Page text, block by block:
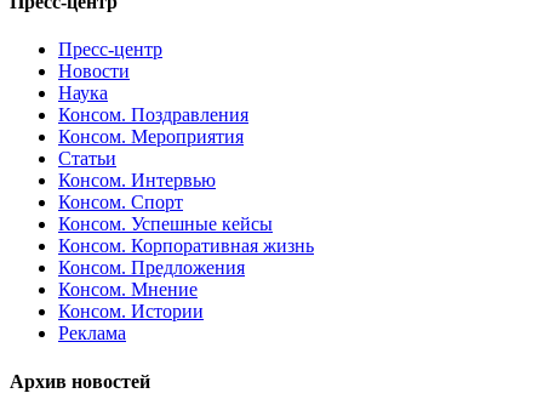
Пресс-центр
Новости
Наука
Консом. Поздравления
Консом. Мероприятия
Статьи
Консом. Интервью
Консом. Спорт
Консом. Успешные кейсы
Консом. Корпоративная жизнь
Консом. Предложения
Консом. Мнение
Консом. Истории
Реклама
Архив новостей